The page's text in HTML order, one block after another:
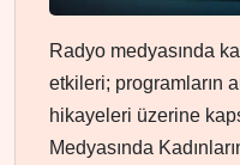
Radyo medyasında
etkileri; programların
hikayeleri üzerine
Medyasında